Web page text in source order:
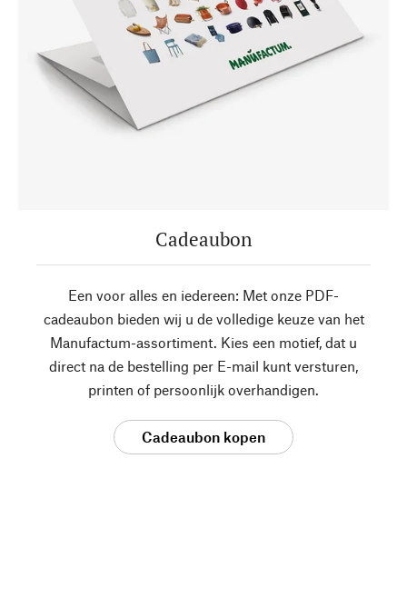
Cadeaubon
Een voor alles en iedereen: Met onze PDF-
cadeaubon bieden wij u de volledige keuze van het
Manufactum-assortiment. Kies een motief, dat u
direct na de bestelling per E-mail kunt versturen,
printen of persoonlijk overhandigen.
Cadeaubon kopen